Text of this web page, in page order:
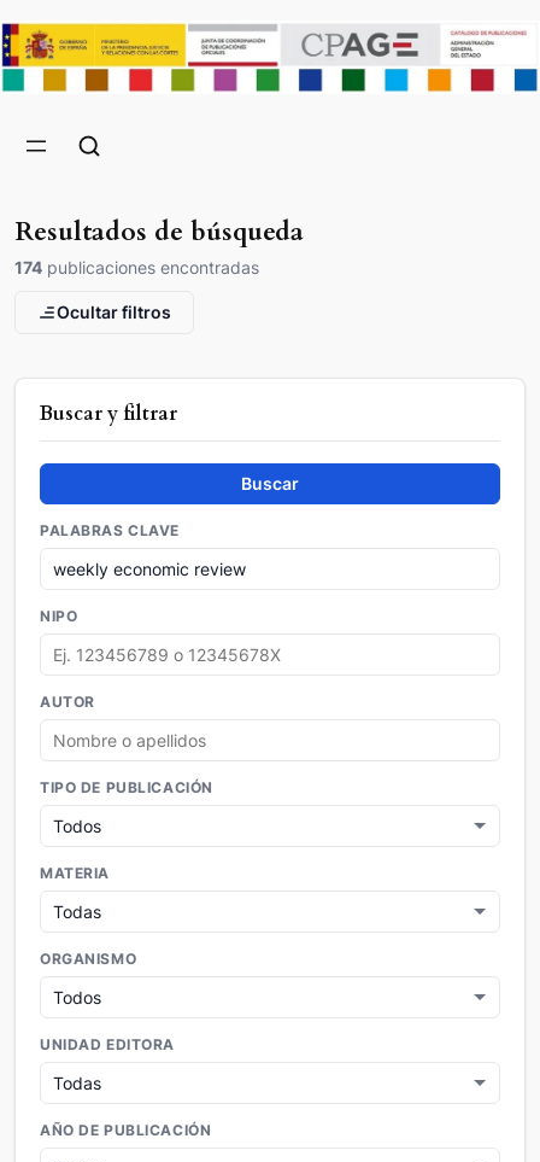
Resultados de búsqueda
174 publicaciones encontradas
Ocultar filtros
Buscar y filtrar
Buscar
PALABRAS CLAVE
NIPO
AUTOR
TIPO DE PUBLICACIÓN
MATERIA
ORGANISMO
UNIDAD EDITORA
AÑO DE PUBLICACIÓN